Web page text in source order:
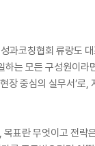
과코칭협회 류랑도
는 모든 구성원이
중심의 실무서’로,
표란 무엇이고 전